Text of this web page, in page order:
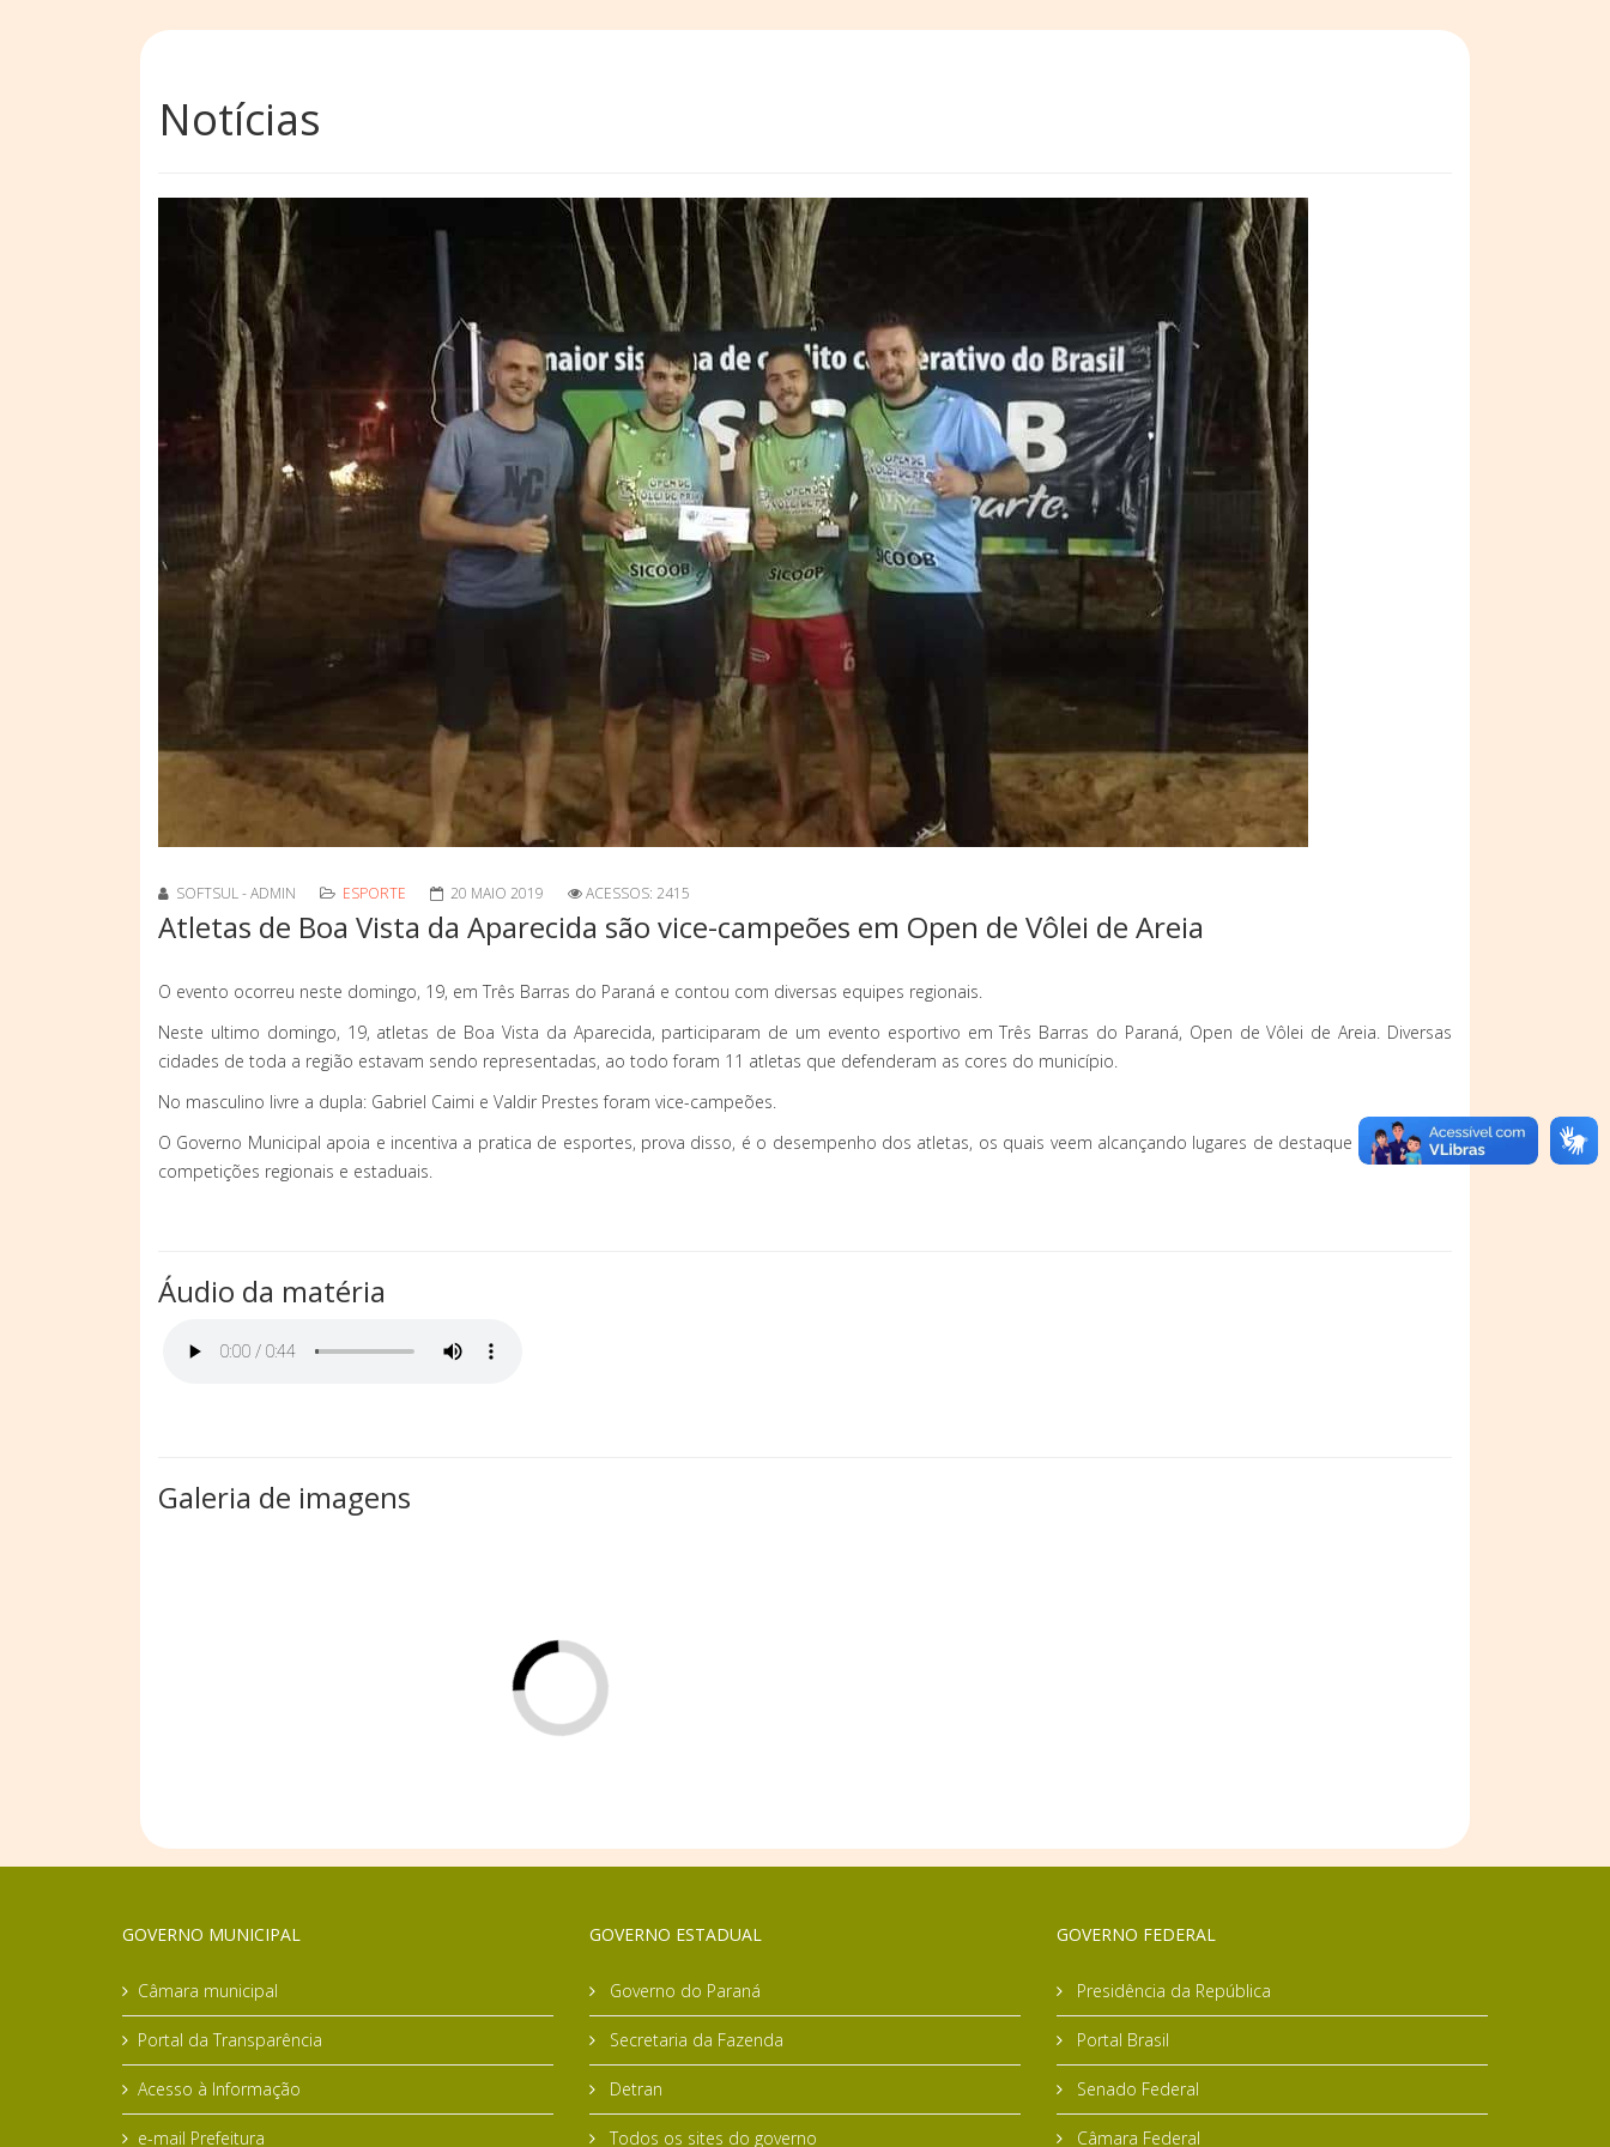
Notícias
SOFTSUL - ADMIN ESPORTE 20 MAIO 2019 ACESSOS: 2415
Atletas de Boa Vista da Aparecida são vice-campeões em Open de Vôlei de Areia
O evento ocorreu neste domingo, 19, em Três Barras do Paraná e contou com diversas equipes regionais.
Neste ultimo domingo, 19, atletas de Boa Vista da Aparecida, participaram de um evento esportivo em Três Barras do Paraná, Open de Vôlei de Areia. Diversas
cidades de toda a região estavam sendo representadas, ao todo foram 11 atletas que defenderam as cores do município.
No masculino livre a dupla: Gabriel Caimi e Valdir Prestes foram vice-campeões.
O Governo Municipal apoia e incentiva a pratica de esportes, prova disso, é o desempenho dos atletas, os quais veem alcançando lugares de destaque em diversas
competições regionais e estaduais.
Áudio da matéria
Galeria de imagens
GOVERNO MUNICIPAL
Câmara municipal
Portal da Transparência
Acesso à Informação
e-mail Prefeitura
GOVERNO ESTADUAL
Governo do Paraná
Secretaria da Fazenda
Detran
Todos os sites do governo
GOVERNO FEDERAL
Presidência da República
Portal Brasil
Senado Federal
Câmara Federal